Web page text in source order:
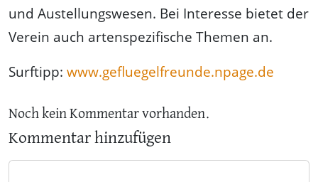
und Austellungswesen. Bei Interesse bietet der
Verein auch artenspezifische Themen an.
Surftipp: www.gefluegelfreunde.npage.de
Noch kein Kommentar vorhanden.
Kommentar hinzufügen